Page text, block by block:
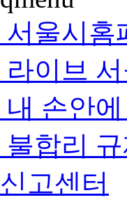
서울시홈
라이브
내 손안
불합리 규
신고센터